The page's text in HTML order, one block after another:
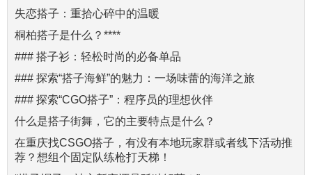
失恋搭子：重拾心碎中的温暖
桐柏搭子是什么？****
### 搭子衫：轻松时尚的必备单品
### 探索“搭子海鲜”的魅力：一场味蕾的海洋之旅
### 探索“CGO搭子”：程序员的理想伙伴
什么是搭子街舞，它的主要特点是什么？
在重庆找CSGO搭子，有没有本地玩家群或者线下活动推
荐？想组个固定队练枪打天梯！